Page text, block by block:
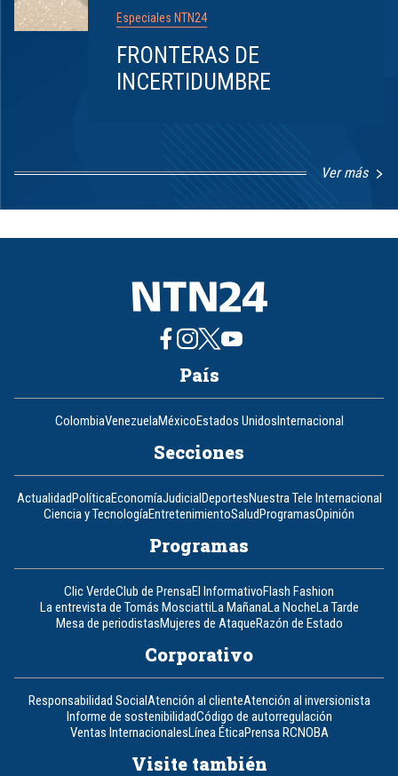
Especiales NTN24
FRONTERAS DE
INCERTIDUMBRE
Ver más
1
8
País
ColombiaVenezuelaMéxicoEstados UnidosInternacional
Secciones
ActualidadPolíticaEconomíaJudicialDeportesNuestra Tele Internacional
Ciencia y TecnologíaEntretenimientoSaludProgramasOpinión
Programas
Clic VerdeClub de PrensaEl InformativoFlash Fashion
La entrevista de Tomás MosciattiLa MañanaLa NocheLa Tarde
Mesa de periodistasMujeres de AtaqueRazón de Estado
Corporativo
Responsabilidad SocialAtención al clienteAtención al inversionista
Informe de sostenibilidadCódigo de autorregulación
Ventas InternacionalesLínea ÉticaPrensa RCNOBA
Visite también